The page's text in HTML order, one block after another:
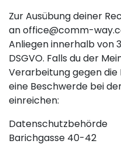
Zur Ausübung deiner
an office@comm-
Anliegen innerhalb von
DSGVO. Falls du der
Verarbeitung gegen die
eine Beschwerde bei
einreichen:
Datenschutzbehörde
Barichgasse 40-42